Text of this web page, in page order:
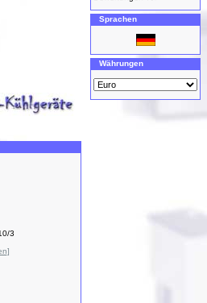
3
]
Sprachen
Währungen